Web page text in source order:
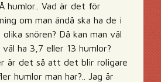
humlor.. Vad är det för
om man ändå ska ha de i
snören? Då kan man väl
väl ha 3,7 eller 13 humlor?
är det så att det blir roligare
humlor man har?.. Jag är